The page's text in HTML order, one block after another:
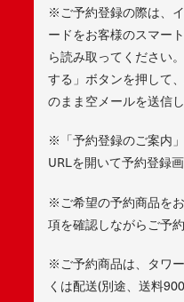
※ご予約登録の際は、
ードをお客様のスマー
ら読み取ってください
する」ボタンを押して
のまま空メールを送信
※「予約登録のご案内
URLを開いて予約登録
※ご希望の予約商品を
項を確認しながらご予
※ご予約商品は、タワ
くは配送(別途、送料